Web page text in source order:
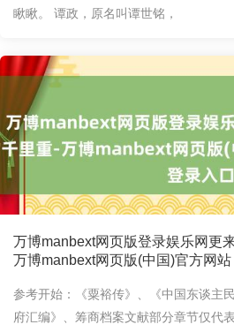
瞅瞅。 谭政，原名叫谭世铭，
万博manbext网页版登录娱乐网更
万博manbext网页版(中国)官方网站
参考开始：《粟裕传》、《中国东谈主
府汇编》、筹商档案文献部分章节仅代